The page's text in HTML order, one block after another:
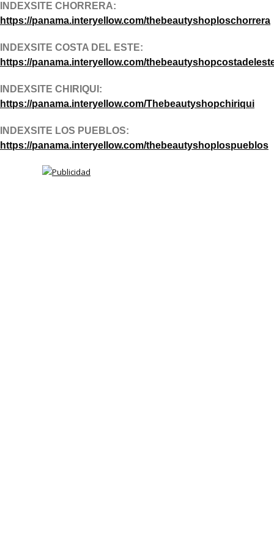
INDEXSITE CHORRERA:
https://panama.interyellow.com/thebeautyshoploschorrera
INDEXSITE COSTA DEL ESTE:
https://panama.interyellow.com/
INDEXSITE CHIRIQUI:
https://panama.interyellow.com/Thebeautyshopchiriqui
INDEXSITE LOS PUEBLOS:
https://panama.interyellow.com/thebeautyshoplospueblos